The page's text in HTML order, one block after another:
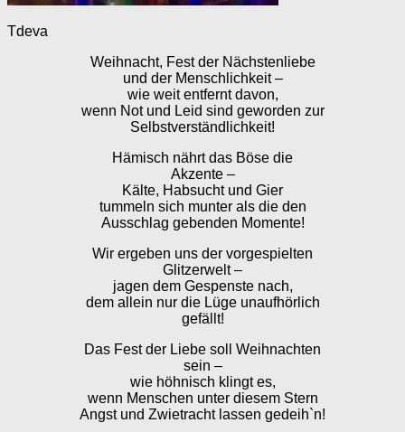
Tdeva
Weihnacht, Fest der Nächstenliebe
und der Menschlichkeit –
wie weit entfernt davon,
wenn Not und Leid sind geworden zur
Selbstverständlichkeit!
Hämisch nährt das Böse die
Akzente –
Kälte, Habsucht und Gier
tummeln sich munter als die den
Ausschlag gebenden Momente!
Wir ergeben uns der vorgespielten
Glitzerwelt –
jagen dem Gespenste nach,
dem allein nur die Lüge unaufhörlich
gefällt!
Das Fest der Liebe soll Weihnachten
sein –
wie höhnisch klingt es,
wenn Menschen unter diesem Stern
Angst und Zwietracht lassen gedeih`n!